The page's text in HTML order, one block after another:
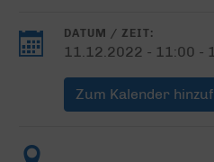
DATUM / ZEIT:
11.12.2022 - 11:00 -
Zum Kalender